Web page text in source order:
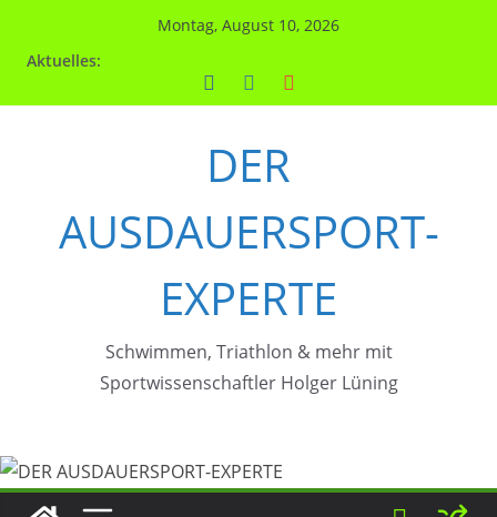
Montag, August 10, 2026
Aktuelles:
DER
AUSDAUERSPORT-
EXPERTE
Schwimmen, Triathlon & mehr mit
Sportwissenschaftler Holger Lüning